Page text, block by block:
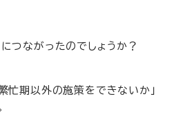
つながったのでしょうか？
忙期以外の施策をできないか」